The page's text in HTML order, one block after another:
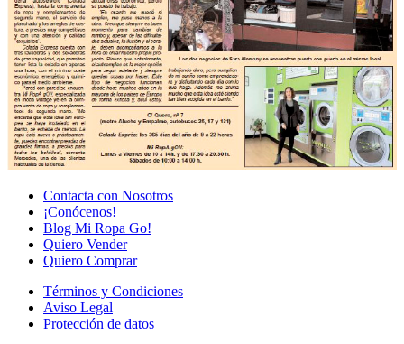
Contacta con Nosotros
¡Conócenos!
Blog Mi Ropa Go!
Quiero Vender
Quiero Comprar
Términos y Condiciones
Aviso Legal
Protección de datos